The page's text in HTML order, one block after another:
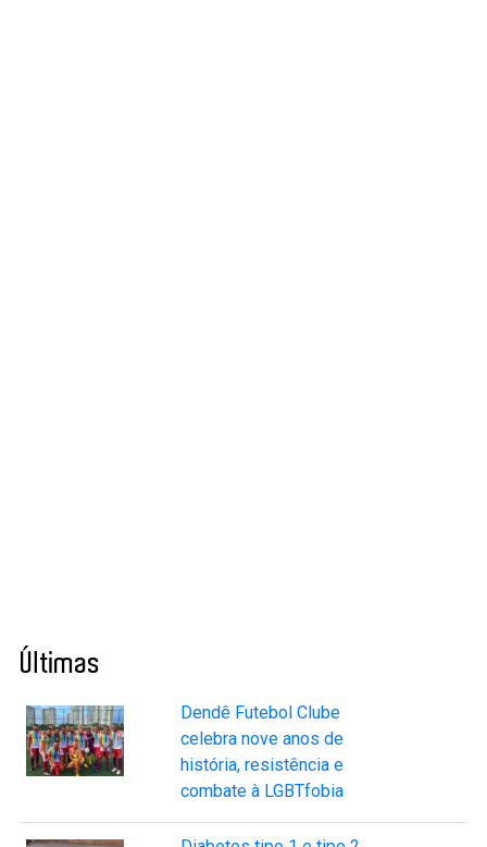
Últimas
Dendê Futebol Clube
celebra nove anos de
história, resistência e
combate à LGBTfobia